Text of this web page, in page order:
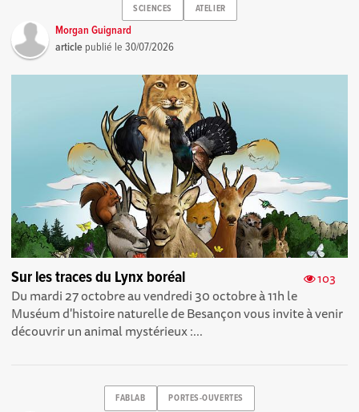
SCIENCES ATELIER
Morgan Guignard
article publié le30/07/2026
103
Sur les traces du Lynx boréal
Du mardi 27 octobre au vendredi 30 octobre à 11h le
Muséum d'histoire naturelle de Besançon vous invite à venir
découvrir un animal mystérieux :...
FABLAB PORTES-OUVERTES